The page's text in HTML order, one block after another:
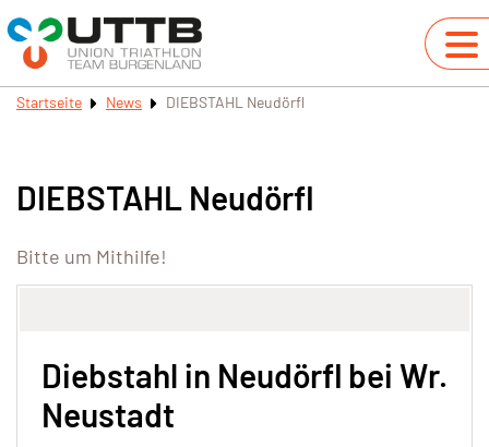
Startseite News DIEBSTAHL Neudörfl
DIEBSTAHL Neudörfl
Bitte um Mithilfe!
Diebstahl in Neudörfl bei Wr.
Neustadt